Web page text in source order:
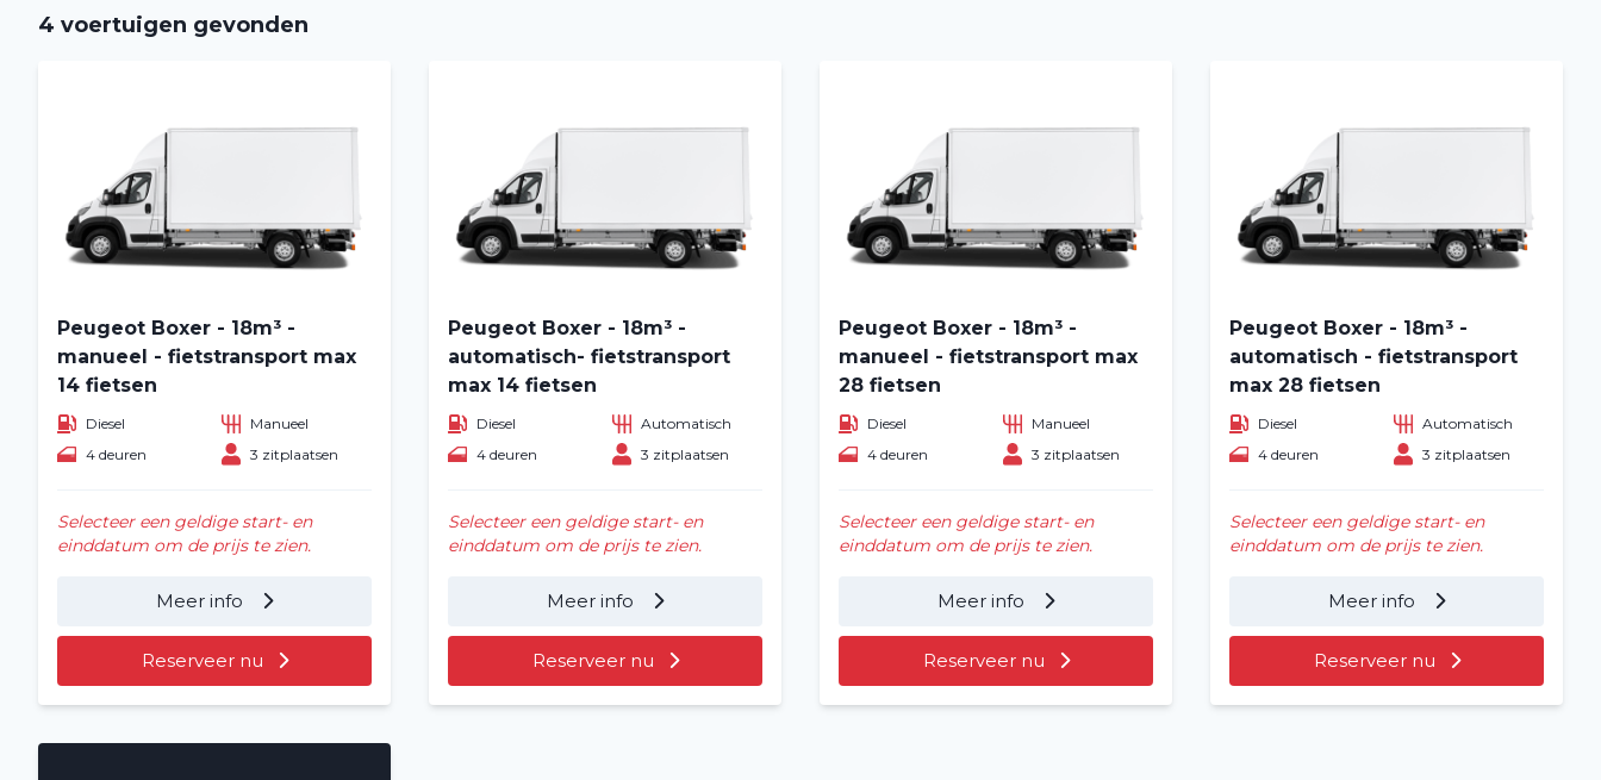
Home
Lange termijn
4 voertuigen gevonden
Peugeot Boxer - 18m³ -
manueel - fietstransport max
14 fietsen
Diesel
Manueel
4 deuren
3 zitplaatsen
Selecteer een geldige start- en
einddatum om de prijs te zien.
Meer info
Reserveer nu
Peugeot Boxer - 18m³ -
automatisch- fietstransport
max 14 fietsen
Diesel
Automatisch
4 deuren
3 zitplaatsen
Selecteer een geldige start- en
einddatum om de prijs te zien.
Meer info
Reserveer nu
Peugeot Boxer - 18m³ -
manueel - fietstransport max
28 fietsen
Diesel
Manueel
4 deuren
3 zitplaatsen
Selecteer een geldige start- en
einddatum om de prijs te zien.
Meer info
Reserveer nu
Peugeot Boxer - 18m³ -
automatisch - fietstransport
max 28 fietsen
Diesel
Automatisch
4 deuren
3 zitplaatsen
Selecteer een geldige start- en
einddatum om de prijs te zien.
Meer info
Reserveer nu